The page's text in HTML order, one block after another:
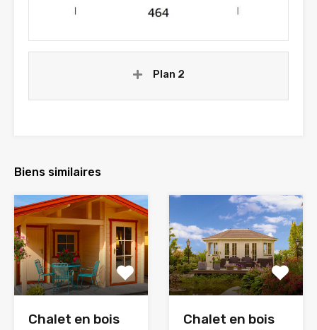
Plan 2
Biens similaires
Chalet en bois
Chalet en bois